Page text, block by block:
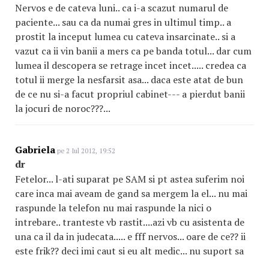
Nervos e de cateva luni.. ca i-a scazut numarul de
paciente... sau ca da numai gres in ultimul timp.. a
prostit la inceput lumea cu cateva insarcinate.. si a
vazut ca ii vin banii a mers ca pe banda totul... dar cum
lumea il descopera se retrage incet incet..... credea ca
totul ii merge la nesfarsit asa... daca este atat de bun
de ce nu si-a facut propriul cabinet--- a pierdut banii
la jocuri de noroc???...
Gabriela pe 2 Iul 2012, 19:52
dr
Fetelor... l-ati suparat pe SAM si pt astea suferim noi
care inca mai aveam de gand sa mergem la el... nu mai
raspunde la telefon nu mai raspunde la nici o
intrebare.. tranteste vb rastit....azi vb cu asistenta de
una ca il da in judecata..... e fff nervos... oare de ce?? ii
este frik?? deci imi caut si eu alt medic... nu suport sa